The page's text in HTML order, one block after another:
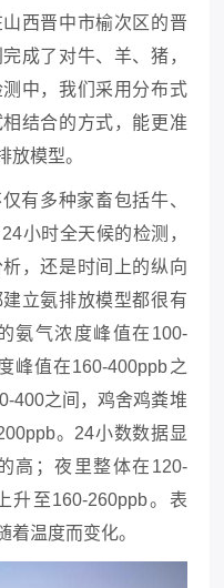
西晋中市榆次区的晋
成了对牛、羊、猪，
中，我们采用分布式
结合的方式，能更准
放模型。
多种家畜包括牛、
小时全天候的检测，
，还是时间上的纵向
立氨排放模型都很有
氨气浓度峰值在100-
峰值在160-400ppb之
400之间，鸡舍鸡粪堆
。24小数数据显
高；夜里整体在120-
升至160-260ppb。表
着温度而变化。